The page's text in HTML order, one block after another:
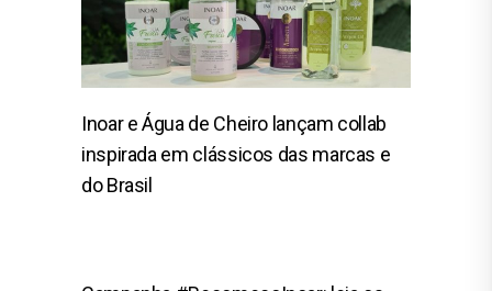
Inoar e Água de Cheiro lançam collab
inspirada em clássicos das marcas e
do Brasil